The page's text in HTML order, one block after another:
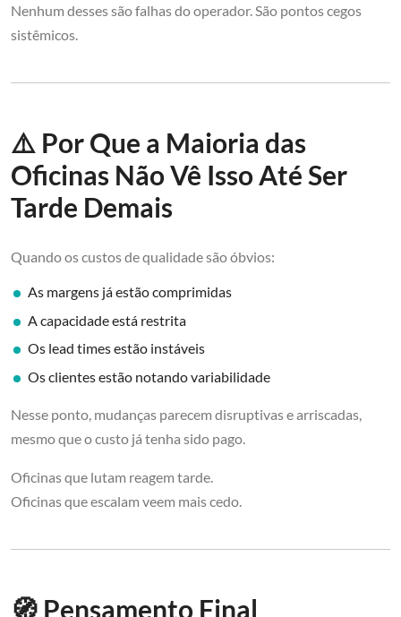
Nenhum desses são falhas do operador. São pontos cegos
sistêmicos.
⚠️ Por Que a Maioria das
Oficinas Não Vê Isso Até Ser
Tarde Demais
Quando os custos de qualidade são óbvios:
As margens já estão comprimidas
A capacidade está restrita
Os lead times estão instáveis
Os clientes estão notando variabilidade
Nesse ponto, mudanças parecem disruptivas e arriscadas,
mesmo que o custo já tenha sido pago.
Oficinas que lutam reagem tarde.
Oficinas que escalam veem mais cedo.
🧭 Pensamento Final